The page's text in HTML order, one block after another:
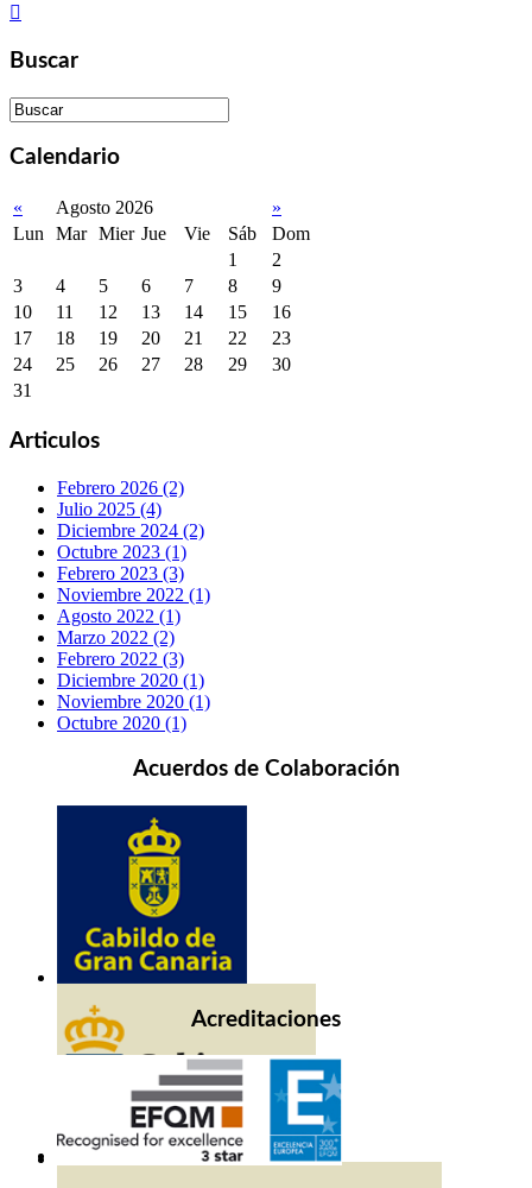

Buscar
Calendario
« Agosto 2026
»
Lun
Mar Mier Jue Vie Sáb
Dom
1
2
3
4 5 6 7 8
9
10
11 12 13 14 15
16
17
18 19 20 21 22
23
24
25 26 27 28 29
30
31
Articulos
Febrero 2026 (2)
Julio 2025 (4)
Diciembre 2024 (2)
Octubre 2023 (1)
Febrero 2023 (3)
Noviembre 2022 (1)
Agosto 2022 (1)
Marzo 2022 (2)
Febrero 2022 (3)
Diciembre 2020 (1)
Noviembre 2020 (1)
Octubre 2020 (1)
Acuerdos de Colaboración
Acreditaciones